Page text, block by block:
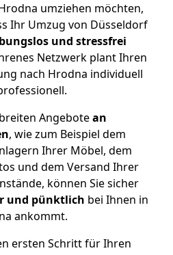
umziehen möchten,
Ihr Umzug von Düsseldorf
und stressfrei
Netzwerk plant Ihren
nach Hrodna individuell
Angebotean
, wie zum Beispiel dem
Ihrer Möbel, dem
und dem Versand Ihrer
können Sie sicher
und pünktlich bei Ihnen in
ankommt.
ersten Schritt für Ihren